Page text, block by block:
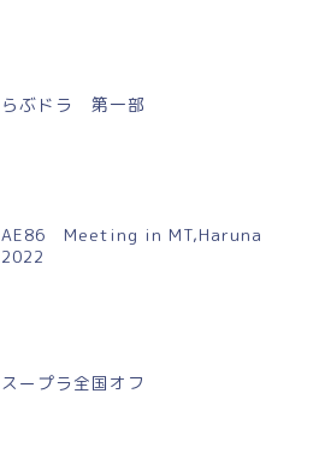
らぶドラ 第一部
AE86 Meeting in MT,Haruna
2022
スープラ全国オフ